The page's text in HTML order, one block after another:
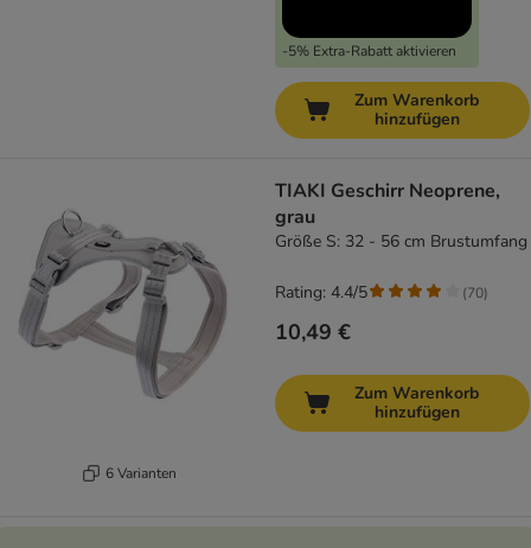
-5% Extra-Rabatt aktivieren
Zum Warenkorb
hinzufügen
6 Varianten
TIAKI Geschirr Neoprene,
grau
Größe S: 32 - 56 cm Brustumfang
10,49 €
Rating: 4.4/5 (70)
Zum Warenkorb
hinzufügen